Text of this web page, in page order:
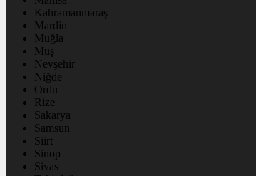
Kahramanmaraş
Mardin
Muğla
Muş
Nevşehir
Niğde
Ordu
Rize
Sakarya
Samsun
Siirt
Sinop
Sivas